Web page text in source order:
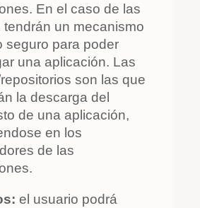
En el caso de las
tendrán un mecanismo
seguro para poder
una aplicación. Las
son las que
la descarga del
de una aplicación,
en los
de las
el usuario podrá